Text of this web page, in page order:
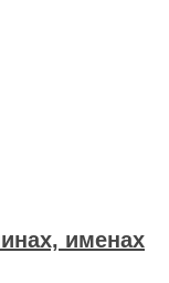
именах